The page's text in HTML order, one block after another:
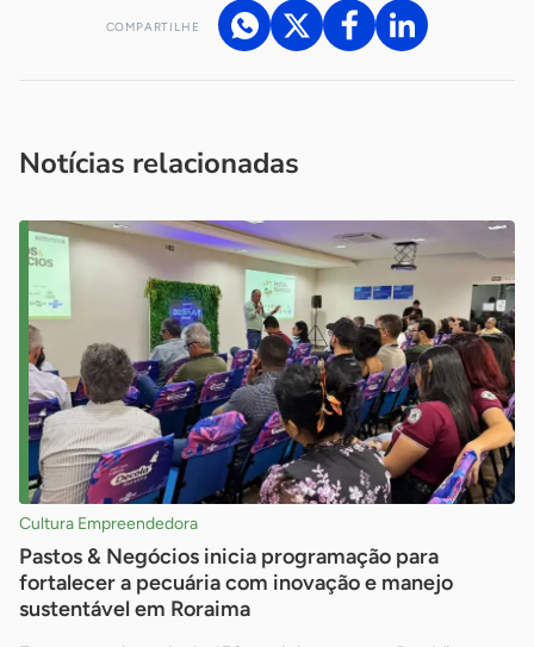
COMPARTILHE
Notícias relacionadas
Cultura Empreendedora
Pastos & Negócios inicia programação para
fortalecer a pecuária com inovação e manejo
sustentável em Roraima